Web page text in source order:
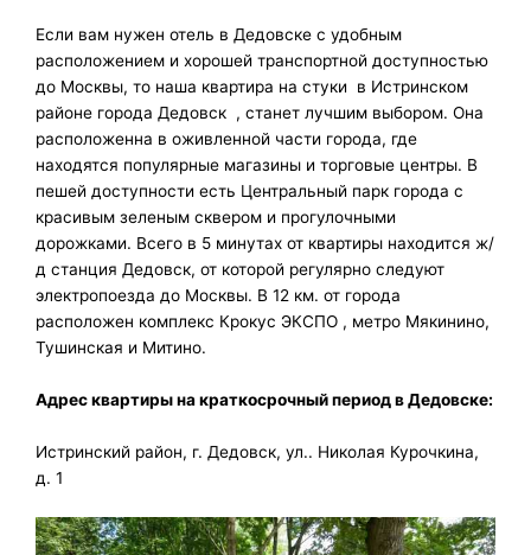
Если вам нужен отель в Дедовске с удобным
расположением и хорошей транспортной доступностью
до Москвы, то наша квартира на стуки в Истринском
районе города Дедовск , станет лучшим выбором. Она
расположенна в оживленной части города, где
находятся популярные магазины и торговые центры. В
пешей доступности есть Центральный парк города с
красивым зеленым сквером и прогулочными
дорожками. Всего в 5 минутах от квартиры находится ж/
д станция Дедовск, от которой регулярно следуют
электропоезда до Москвы. В 12 км. от города
расположен комплекс Крокус ЭКСПО , метро Мякинино,
Тушинская и Митино.
Адрес квартиры на краткосрочный период в Дедовске:
Истринский район, г. Дедовск, ул.. Николая Курочкина,
д. 1